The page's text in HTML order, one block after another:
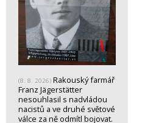
(8. 8. 2026) Rakouský farmář
Franz Jägerstätter
nesouhlasil s nadvládou
nacistů a ve druhé světové
válce za ně odmítl bojovat.